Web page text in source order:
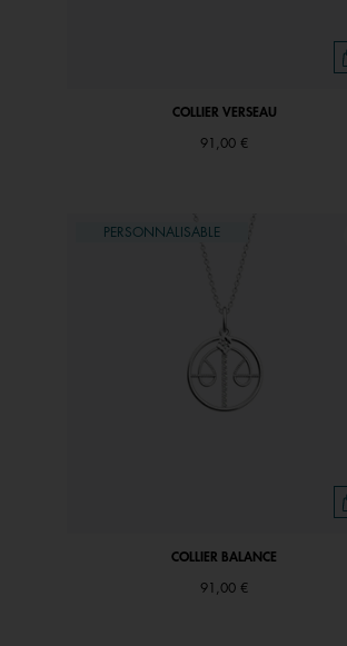
COLLIER VERSEAU
91,00 €
PERSONNALISABLE
COLLIER BALANCE
91,00 €